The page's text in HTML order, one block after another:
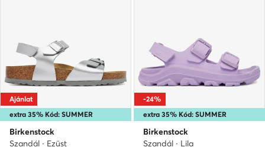
extra 35% Kód: SUMMER
Ajánlat
Birkenstock
Szandál · Ezüst
extra 35% Kód: SUMMER
-24%
Birkenstock
Szandál · Lila